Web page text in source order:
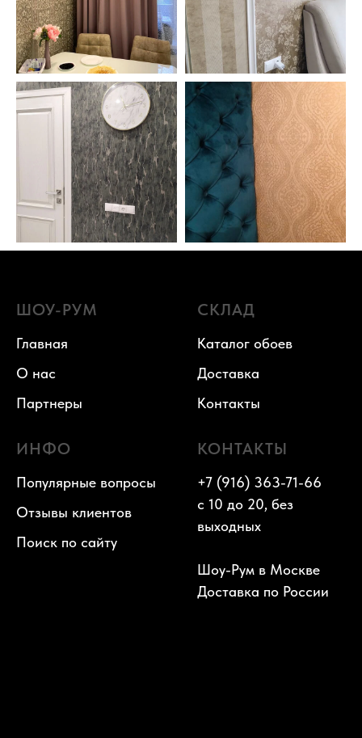
ШОУ-РУМ
Главная
О нас
Партнеры
СКЛАД
Каталог обоев
Доставка
Контакты
ИНФО
Популярные вопросы
Отзывы клиентов
Поиск по сайту
КОНТАКТЫ
+7 (916) 363-71-66
с 10 до 20, без
выходных
Шоу-Рум в Москве
Доставка по России